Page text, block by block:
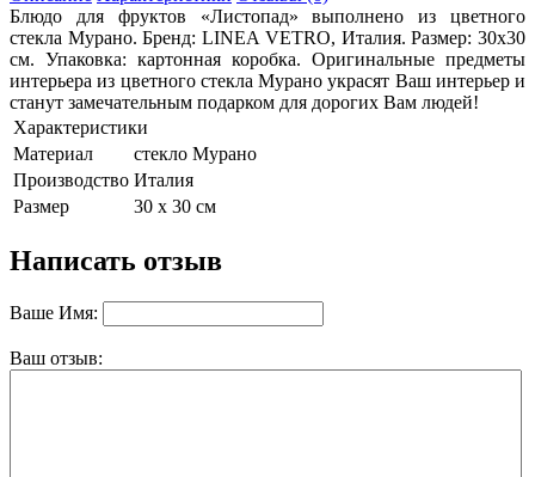
Блюдо для фруктов «Листопад» выполнено из цветного
стекла Мурано. Бренд: LINEA VETRO, Италия. Размер: 30х30
см. Упаковка: картонная коробка. Оригинальные предметы
интерьера из цветного стекла Мурано украсят Ваш интерьер и
станут замечательным подарком для дорогих Вам людей!
Характеристики
Материал
стекло Мурано
Производство Италия
Размер
30 х 30 см
Написать отзыв
Ваше Имя:
Ваш отзыв: